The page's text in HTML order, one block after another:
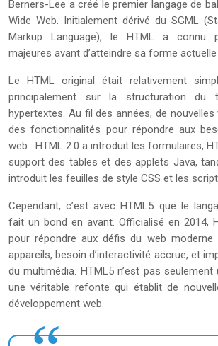
Berners-Lee a créé le premier langage de
Wide Web. Initialement dérivé du SGML
Markup Language), le HTML a connu
majeures avant d’atteindre sa forme
Le HTML original était relativement
principalement sur la structuration
hypertextes. Au fil des années, de
des fonctionnalités pour répondre aux
web : HTML 2.0 a introduit les formulaires,
support des tables et des applets Java,
introduit les feuilles de style CSS et les
Cependant, c’est avec HTML5 que le
fait un bond en avant. Officialisé en 2014,
pour répondre aux défis du web moderne
appareils, besoin d’interactivité accrue, et
du multimédia. HTML5 n’est pas
une véritable refonte qui établit de
développement web.